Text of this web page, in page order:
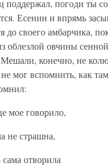
поддержал, погоди ты
Есенин и впрямь
до своего амбарчика,
облезлой овчины
конечно, не
мог вспомнить, как
мое говорило,
не страшна,
отворила